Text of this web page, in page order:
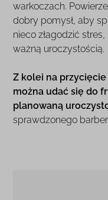
warkoczach.
dobry pomysł, aby
nieco złagodzić
ważną uroczystością.
Z kolei na
można udać się do
planowaną
sprawdzonego